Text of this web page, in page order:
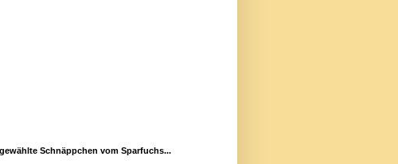
Schnäppchen vom Sparfuchs...